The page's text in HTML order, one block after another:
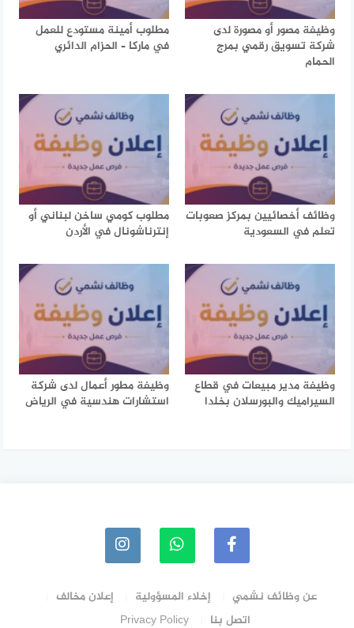
وظيفة مصور أو مصورة لدى
شركة تسويق رقمي بمرج
الحمام
مطلوب أمينة مستودع للعمل
في ماركا – الحزام الدائري
وظائف أخصائيين بمركز صعوبات
تعلم في السعودية
مطلوب كومي ساخن لبناني أو
إنترناشونال في الأردن
وظيفة مدير مبيعات في قطاع
السيراميك والبورسلان بخلدا
وظيفة مطور أعمال لدى شركة
استشارات هندسية في الرياض
عن وظائف نشمي إخلاء المسؤولية
إعلان مخالف
اتصل بنا
Privacy Policy